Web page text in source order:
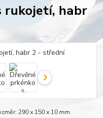
rukojetí, habr
290 x 150 x 10 mm.